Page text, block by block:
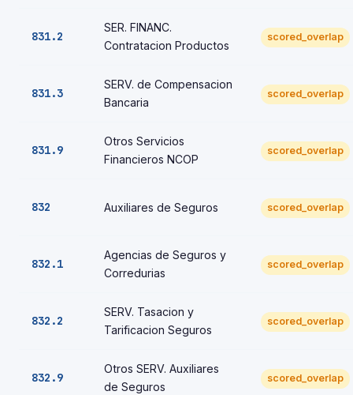
831.2
SER. FINANC.
Contratacion Productos
scored_overlap
831.3
SERV. de Compensacion
Bancaria
scored_overlap
831.9
Otros Servicios
Financieros NCOP
scored_overlap
832 Auxiliares de Seguros scored_overlap
832.1
Agencias de Seguros y
Corredurias
scored_overlap
832.2
SERV. Tasacion y
Tarificacion Seguros
scored_overlap
832.9
Otros SERV. Auxiliares
de Seguros
scored_overlap